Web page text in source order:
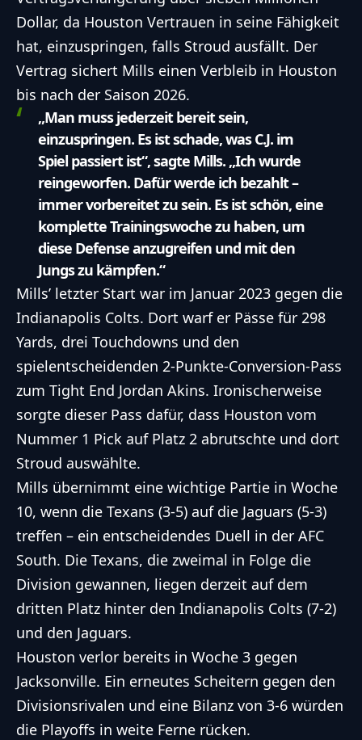
Dollar, da Houston Vertrauen in seine Fähigkeit
hat, einzuspringen, falls Stroud ausfällt. Der
Vertrag sichert Mills einen Verbleib in Houston
bis nach der Saison 2026.
„Man muss jederzeit bereit sein,
einzuspringen. Es ist schade, was C.J. im
Spiel passiert ist“, sagte Mills. „Ich wurde
reingeworfen. Dafür werde ich bezahlt –
immer vorbereitet zu sein. Es ist schön, eine
komplette Trainingswoche zu haben, um
diese Defense anzugreifen und mit den
Jungs zu kämpfen.“
Mills’ letzter Start war im Januar 2023 gegen die
Indianapolis Colts. Dort warf er Pässe für 298
Yards, drei Touchdowns und den
spielentscheidenden 2-Punkte-Conversion-Pass
zum Tight End Jordan Akins. Ironischerweise
sorgte dieser Pass dafür, dass Houston vom
Nummer 1 Pick auf Platz 2 abrutschte und dort
Stroud auswählte.
Mills übernimmt eine wichtige Partie in Woche
10, wenn die Texans (3-5) auf die Jaguars (5-3)
treffen – ein entscheidendes Duell in der AFC
South. Die Texans, die zweimal in Folge die
Division gewannen, liegen derzeit auf dem
dritten Platz hinter den Indianapolis Colts (7-2)
und den Jaguars.
Houston verlor bereits in Woche 3 gegen
Jacksonville. Ein erneutes Scheitern gegen den
Divisionsrivalen und eine Bilanz von 3-6 würden
die Playoffs in weite Ferne rücken.